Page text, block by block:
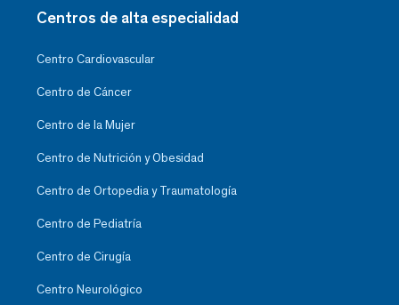
Centros de alta especialidad
Centro Cardiovascular
Centro de Cáncer
Centro de la Mujer
Centro de Nutrición y Obesidad
Centro de Ortopedia y Traumatología
Centro de Pediatría
Centro de Cirugía
Centro Neurológico